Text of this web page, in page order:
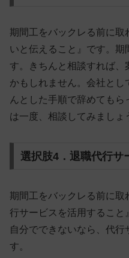
期間工をバックレる前に取
いと伝えること』です。
す。きちんと相談すれば、
かもしれません。会社とし
んとした手順で辞めてもら
は一度、相談してみましょ
選択肢4．退職代行サ
期間工をバックレる前に
行サービスを活用すること
自分でできないなら、代
す。